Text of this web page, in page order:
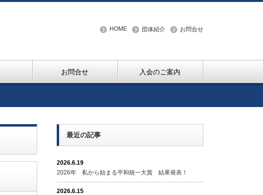
HOME 団体紹介 お問合せ
お問合せ 入会のご案内
最近の記事
2026.6.19
2026年 私から始まる平和統一大賞 結果発表！
2026.6.15